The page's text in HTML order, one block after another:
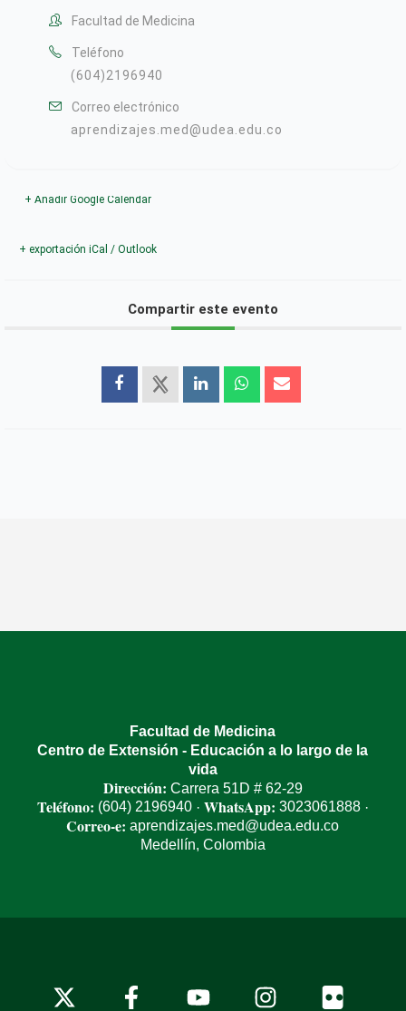
Facultad de Medicina
Teléfono
(604)2196940
Correo electrónico
aprendizajes.med@udea.edu.co
+ Añadir Google Calendar
+ exportación iCal / Outlook
Compartir este evento
Facultad de Medicina
Centro de Extensión - Educación a lo largo de la
vida
Dirección: Carrera 51D # 62-29
Teléfono: (604) 2196940· WhatsApp: 3023061888·
Correo-e: aprendizajes.med@udea.edu.co
Medellín, Colombia